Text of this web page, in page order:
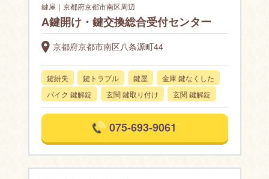
鍵屋｜京都府京都市南区周辺
A鍵開け・鍵交換総合受付センター
京都府京都市南区八条源町44
鍵紛失 鍵トラブル 鍵屋
金庫 鍵なくした
バイク 鍵解錠
玄関 鍵取り付け 玄関 鍵解錠
075-693-9061